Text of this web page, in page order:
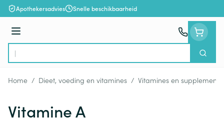
Ga naar de inhoud
Apothekersadvies Snelle beschikbaarheid
Menu
Product, merk, categorie...
Zoek
Home / Dieet, voeding en vitamines / Vitamines en
Vitamine A